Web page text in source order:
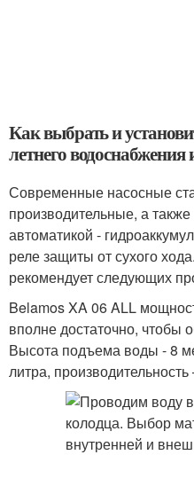
Как выбрать и
летнего водоснабжения
Современные насосные
производительные, а
автоматикой -
реле защиты от сухого
рекомендует следующих
Belamos XA 06 ALL
вполне достаточно, чтобы
Высота подъема воды - 8
литра,